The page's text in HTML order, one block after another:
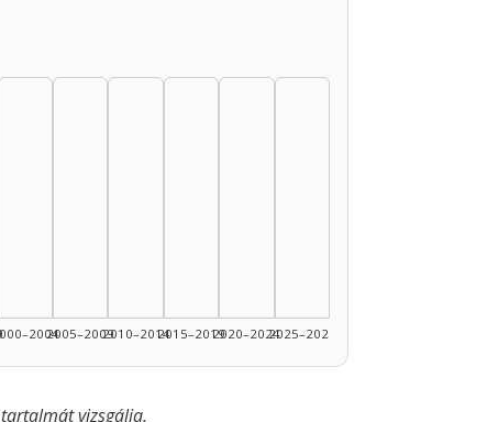
2005–20092010–20142015–20192020–20242025–2026
vizsgálja.